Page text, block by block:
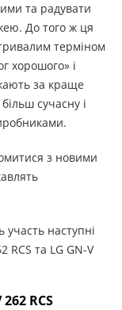
та радувати
До того ж ця
терміном
хорошого» і
за краще
сучасну і
з новими
наступні
RCS та LG GN-V
RCS